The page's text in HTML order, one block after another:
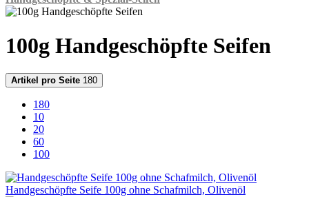
100g Handgeschöpfte Seifen
Artikel pro Seite 180
180
10
20
60
100
Handgeschöpfte Seife 100g ohne Schafmilch, Olivenöl